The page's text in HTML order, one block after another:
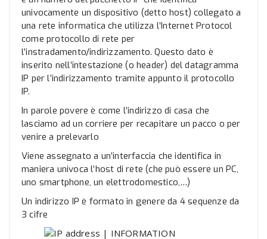
univocamente un dispositivo (detto host) collegato a
una rete informatica che utilizza l’Internet Protocol
come protocollo di rete per
l’instradamento/indirizzamento. Questo dato è
inserito nell’intestazione (o header) del datagramma
IP per l’indirizzamento tramite appunto il protocollo
IP.
In parole povere è come l’indirizzo di casa che
lasciamo ad un corriere per recapitare un pacco o per
venire a prelevarlo
Viene assegnato a un’interfaccia che identifica in
maniera univoca l’host di rete (che può essere un PC,
uno smartphone, un elettrodomestico,…)
Un indirizzo IP è formato in genere da 4 sequenze da
3 cifre